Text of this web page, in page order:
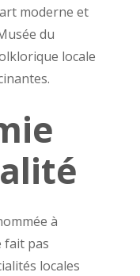
moderne et
du
locale
à
fait pas
locales